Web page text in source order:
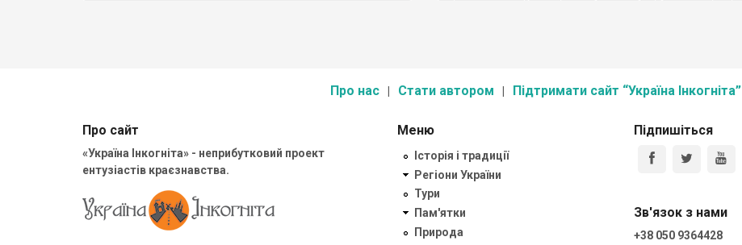
і мальовниче. Красиві пагорби та глибокі балки, вирізані
Про нас Стати автором Підтримати сайт “Україна Інкогніта”
Про сайт
«Україна Інкогніта» - неприбутковий проект
ентузіастів краєзнавства.
Меню
Історія і традиції
Регіони України
Тури
Пам'ятки
Природа
Підпишіться
Зв'язок з нами
+38 050 9364428